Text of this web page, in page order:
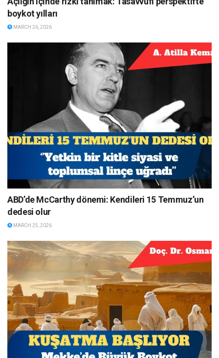
boykot yılları
MARCH 26, 2026
ABD’de McCarthy dönemi: Kendileri 15 Temmuz’un
dedesi olur
MARCH 25, 2026